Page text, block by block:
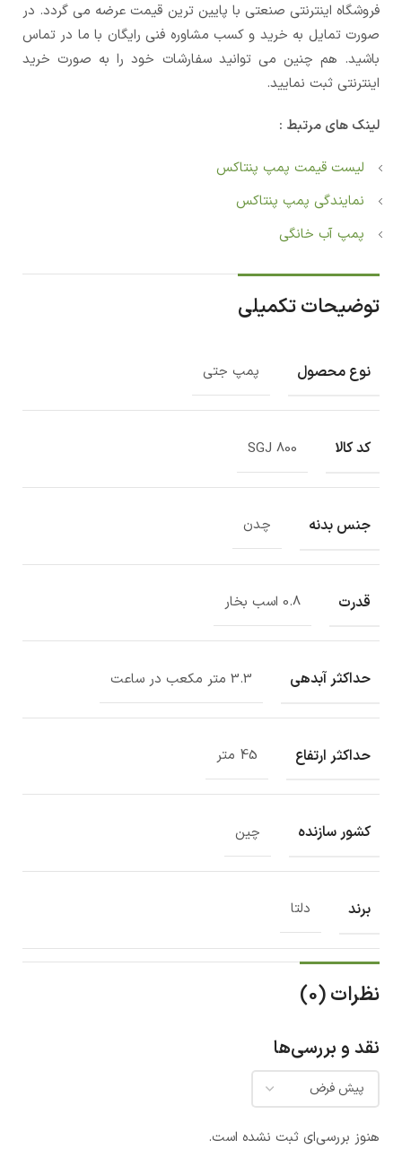
فروشگاه اینترنتی صنعتی با پایین ترین قیمت عرضه می گردد. در
صورت تمایل به خرید و کسب مشاوره فنی رایگان با ما در تماس
باشید. هم چنین می توانید سفارشات خود را به صورت خرید
اینترنتی ثبت نمایید.
لینک های مرتبط :
لیست قیمت پمپ پنتاکس
نمایندگی پمپ پنتاکس
پمپ آب خانگی
توضیحات تکمیلی
نوع محصول پمپ جتی
کد کالا SGJ 800
جنس بدنه چدن
قدرت 0.8 اسب بخار
حداکثر آبدهی 3.3 متر مکعب در ساعت
حداکثر ارتفاع 45 متر
کشور سازنده چین
برند دلتا
نظرات (0)
نقد و بررسی‌ها
هنوز بررسی‌ای ثبت نشده است.